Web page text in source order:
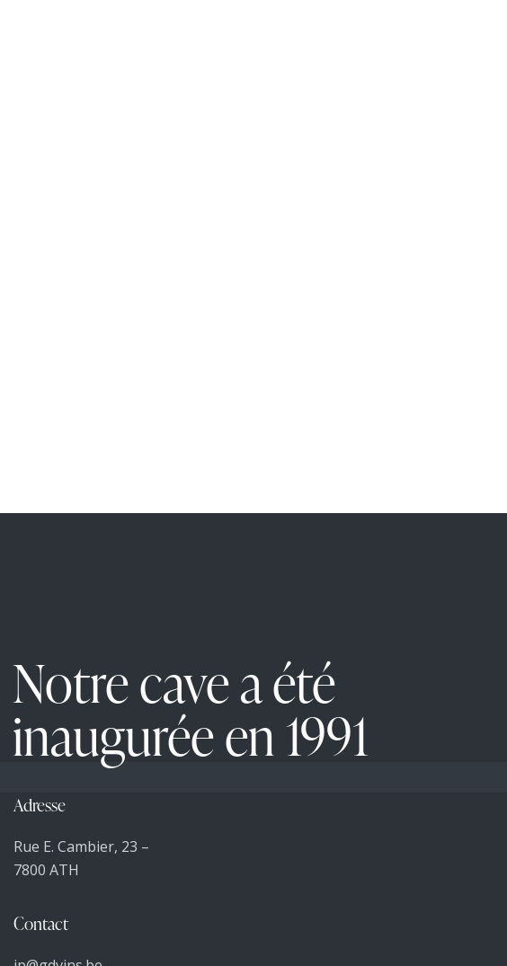
Notre cave a été
inaugurée en 1991
Adresse
Rue E. Cambier, 23 –
7800 ATH
Contact